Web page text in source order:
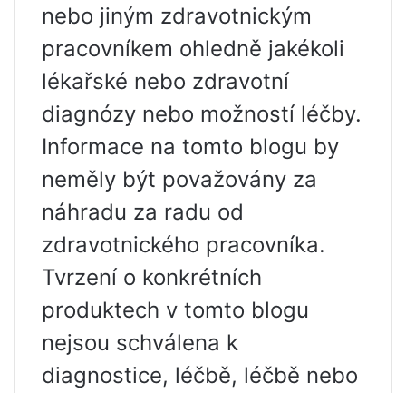
nebo jiným zdravotnickým
pracovníkem ohledně jakékoli
lékařské nebo zdravotní
diagnózy nebo možností léčby.
Informace na tomto blogu by
neměly být považovány za
náhradu za radu od
zdravotnického pracovníka.
Tvrzení o konkrétních
produktech v tomto blogu
nejsou schválena k
diagnostice, léčbě, léčbě nebo